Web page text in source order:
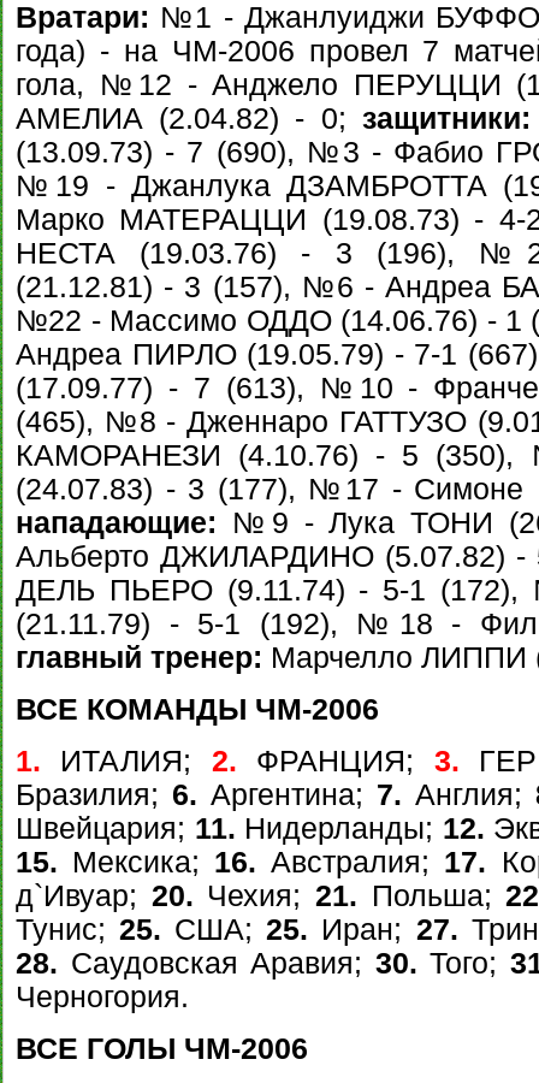
Вратари: №1 - Джанлуиджи
года) - на ЧМ-2006 провел 7
гола, №12 - Анджело ПЕРУЦЦИ
АМЕЛИА (2.04.82) - 0; защитники:
(13.09.73) - 7 (690), №3 - Фабио
№19 - Джанлука ДЗАМБРОТТА
Марко МАТЕРАЦЦИ (19.08.73) -
НЕСТА (19.03.76) - 3 (196),
(21.12.81) - 3 (157), №6 - Андреа
№22 - Массимо ОДДО (14.06.76) - 1
Андреа ПИРЛО (19.05.79) - 7-1
(17.09.77) - 7 (613), №10 -
(465), №8 - Дженнаро ГАТТУЗО
КАМОРАНЕЗИ (4.10.76) - 5
(24.07.83) - 3 (177), №17 -
нападающие: №9 - Лука ТОНИ
Альберто ДЖИЛАРДИНО (5.07.82) -
ДЕЛЬ ПЬЕРО (9.11.74) - 5-1
(21.11.79) - 5-1 (192), №18 -
главный тренер: Марчелло ЛИППИ
ВСЕ КОМАНДЫ ЧМ-2006
1. ИТАЛИЯ; 2. ФРАНЦИЯ; 3.
Бразилия; 6. Аргентина; 7. Англия;
Швейцария; 11. Нидерланды; 12.
15. Мексика; 16. Австралия; 17.
д`Ивуар; 20. Чехия;21. Польша;
Тунис;25. США;25. Иран; 27.
28. Саудовская Аравия; 30. Того;
Черногория.
ВСЕ ГОЛЫ ЧМ-2006